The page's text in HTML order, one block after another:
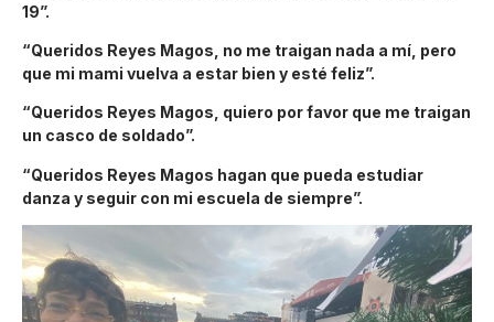
19”.
“Queridos Reyes Magos, no me traigan nada a mí, pero
que mi mami vuelva a estar bien y esté feliz”.
“Queridos Reyes Magos, quiero por favor que me traigan
un casco de soldado”.
“Queridos Reyes Magos hagan que pueda estudiar
danza y seguir con mi escuela de siempre”.